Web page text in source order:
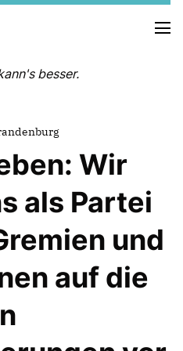
besser.
Wir
als Partei
und
auf die